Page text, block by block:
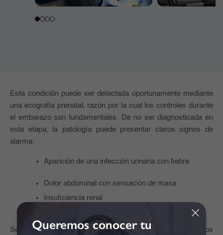
Esta condición puede ser detectada oportunamente mediante
una ecografía prenatal, razón por la cual los controles durante
el embarazo son fundamentales. De no ser diagnosticada en
esta etapa, la patología puede presentar claros signos de
alarma:
Aparición de una infección urinaria con fiebre
Dolor abdominal con sensación de masa
Insuficiencia renal
Se estima que esta condición se presenta en el 5% de los
Queremos conocer tu